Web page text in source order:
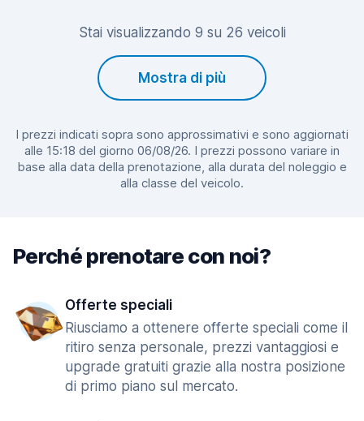
Stai visualizzando 9 su 26 veicoli
Mostra di più
I prezzi indicati sopra sono approssimativi e sono aggiornati
alle 15:18 del giorno 06/08/26. I prezzi possono variare in
base alla data della prenotazione, alla durata del noleggio e
alla classe del veicolo.
Perché prenotare con noi?
Offerte speciali
Riusciamo a ottenere offerte speciali come il
ritiro senza personale, prezzi vantaggiosi e
upgrade gratuiti grazie alla nostra posizione
di primo piano sul mercato.